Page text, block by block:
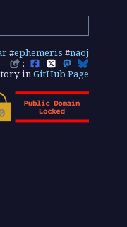
#ephemeris #naoj
:
inGitHub Page